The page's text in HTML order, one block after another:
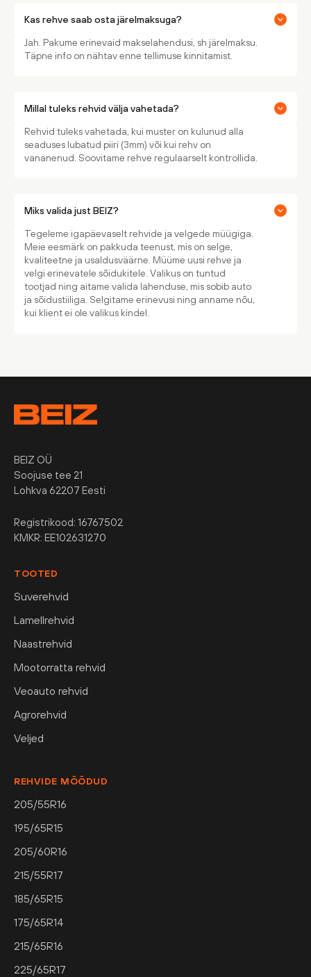
Kas rehve saab osta järelmaksuga?
Jah. Pakume erinevaid makselahendusi, sh järelmaksu.
Täpne info on nähtav enne tellimuse kinnitamist.
Millal tuleks rehvid välja vahetada?
Rehvid tuleks vahetada, kui muster on kulunud alla
seaduses lubatud piiri (3mm) või kui rehv on
vananenud. Soovitame rehve regulaarselt kontrollida.
Miks valida just BEIZ?
Tegeleme igapäevaselt rehvide ja velgede müügiga.
Meie eesmärk on pakkuda teenust, mis on selge,
kvaliteetne ja usaldusväärne. Müüme uusi rehve ja
velgi erinevatele sõidukitele. Valikus on tuntud
tootjad ning aitame valida lahenduse, mis sobib auto
ja sõidustiiliga. Selgitame erinevusi ning anname nõu,
kui klient ei ole valikus kindel.
BEIZ OÜ
Soojuse tee 21
Lohkva 62207 Eesti
Registrikood: 16767502
KMKR: EE102631270
TOOTED
Suverehvid
Lamellrehvid
Naastrehvid
Mootorratta rehvid
Veoauto rehvid
Agrorehvid
Veljed
REHVIDE MÕÕDUD
205/55R16
195/65R15
205/60R16
215/55R17
185/65R15
175/65R14
215/65R16
225/65R17